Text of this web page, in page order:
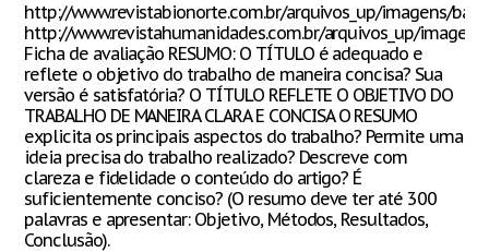
http://www.revistabionorte.com.br/arquivos_up/imagens/
http://www.revistahumanidades.com.br/arquivos_up/
Ficha de avaliação RESUMO: O TÍTULO é adequado e
reflete o objetivo do trabalho de maneira concisa? Sua
versão é satisfatória? O TÍTULO REFLETE O OBJETIVO DO
TRABALHO DE MANEIRA CLARA E CONCISA O RESUMO
explicita os principais aspectos do trabalho? Permite uma
ideia precisa do trabalho realizado? Descreve com
clareza e fidelidade o conteúdo do artigo? É
suficientemente conciso? (O resumo deve ter até 300
palavras e apresentar: Objetivo, Métodos, Resultados,
Conclusão).